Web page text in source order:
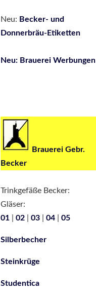
Neu: Becker- und
Donnerbräu-Etiketten
Neu: Brauerei Werbungen
Brauerei Gebr.
Becker
Trinkgefäße Becker:
Gläser:
01
02 03 04 05
Silberbecher
Steinkrüge
Studentica